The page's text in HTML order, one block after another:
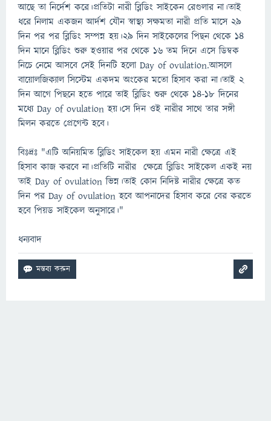
আছে তা নির্দেশ করে।প্রতিটা নারী ব্লিডিং সাইকেন রেগুলার না।তাই
ধরে নিলাম একজন আর্দশ যৌন স্বাস্থ্য সক্ষমতা নারী প্রতি মাসে ২৯
দিন পর পর ব্লিডিং সম্পন্ন হয়।২৯ দিন সাইকেলের পিছন থেকে ১৪
দিন মানে ব্লিডিং শুরু হওয়ার পর থেকে ১৬ তম দিনে এসে ডিম্বক
নিচে নেমে আসবে সেই দিনটি হলো Day of ovulation.আসলে
বায়োলজিক্যাল সিস্টেম একদম অংকের মতো হিসাব করা না।তাই ২
দিন আগে পিছনে হতে পারে তাই ব্লিডিং শুরু থেকে ১৪-১৮ দিনের
মধ্যে Day of ovulation হয়।সে দিন ওই নারীর সাথে তার সঙ্গী
মিলন করতে প্রেগেন্ট হবে।
বিঃদ্রঃ "এটি অনিয়মিত ব্লিডিং সাইকেল হয় এমন নারী ক্ষেত্রে এই
হিসাব কাজ করবে না।প্রতিটি নারীর ক্ষেত্রে ব্লিডিং সাইকেল একই নয়
তাই Day of ovulation ভিন্ন।তাই কোন নিদিষ্ট নারীর ক্ষেত্রে কত
দিন পর Day of ovulation হবে আপনাদের হিসাব করে বের করতে
হবে পিয়ড সাইকেল অনুসারে।"
ধন্যবাদ